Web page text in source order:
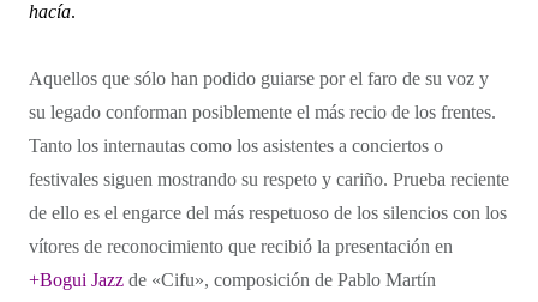
hacía.
Aquellos que sólo han podido guiarse por el faro de su voz y
su legado conforman posiblemente el más recio de los frentes.
Tanto los internautas como los asistentes a conciertos o
festivales siguen mostrando su respeto y cariño. Prueba reciente
de ello es el engarce del más respetuoso de los silencios con los
+Bogui Jazz de «Cifu», composición de Pablo Martín